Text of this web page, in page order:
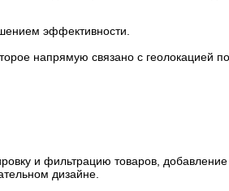
эффективности.
напрямую связано с геолокацией
и фильтрацию товаров,
дизайне.